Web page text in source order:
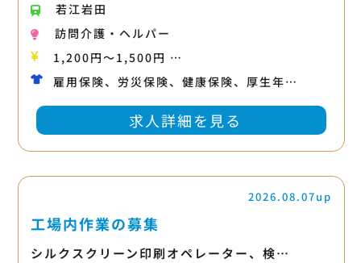
若江岩田
訪問介護・ヘルパー
1,200円〜1,500円 …
雇用保険、労災保険、健康保険、厚生年…
求人詳細を見る
2026.08.07up
工場内作業の募集
シルクスクリーン印刷オペレーター、検…